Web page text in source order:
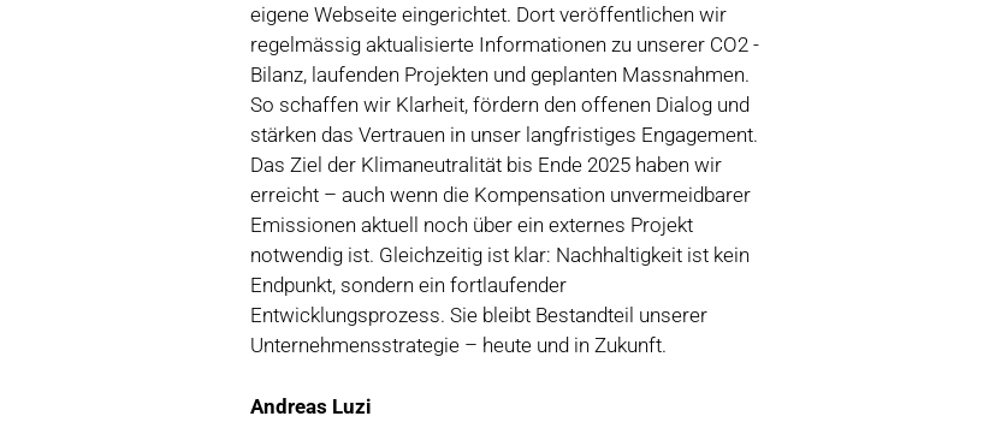
eigene Webseite eingerichtet. Dort veröffentlichen wir
regelmässig aktualisierte Informationen zu unserer CO2 -
Bilanz, laufenden Projekten und geplanten Massnahmen.
So schaffen wir Klarheit, fördern den offenen Dialog und
stärken das Vertrauen in unser langfristiges Engagement.
Das Ziel der Klimaneutralität bis Ende 2025 haben wir
erreicht – auch wenn die Kompensation unvermeidbarer
Emissionen aktuell noch über ein externes Projekt
notwendig ist. Gleichzeitig ist klar: Nachhaltigkeit ist kein
Endpunkt, sondern ein fortlaufender
Entwicklungsprozess. Sie bleibt Bestandteil unserer
Unternehmensstrategie – heute und in Zukunft.
Andreas Luzi